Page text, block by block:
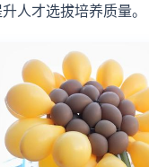
人才选拔培养质量。